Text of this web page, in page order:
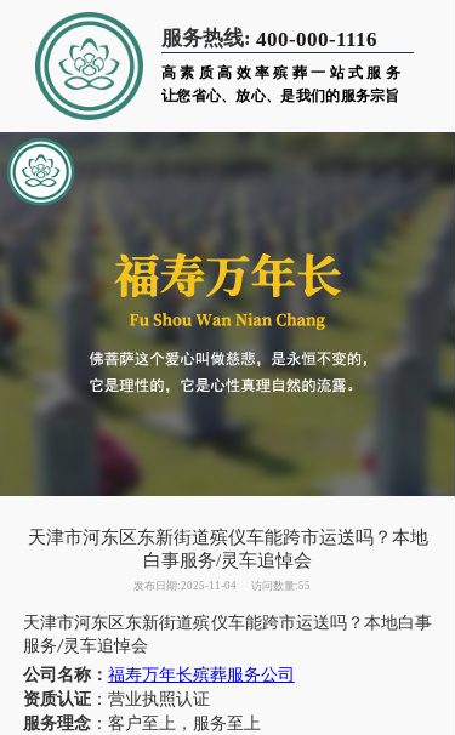
服务热线: 400-000-1116
高素质高效率殡葬一站式服务
让您省心、放心、是我们的服务宗旨
天津市河东区东新街道殡仪车能跨市运送吗？本地
白事服务/灵车追悼会
发布日期:2025-11-04 访问数量:55
天津市河东区 东新街道殡仪车能跨市运送吗？本地白事
服务/灵车追悼会
公司名称： 福寿万年长殡葬服务公司
资质认证：营业执照认证
服务理念：客户至上，服务至上